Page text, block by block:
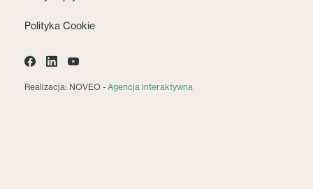
Polityka Cookie
Realizacja: NOVEO - Agencja interaktywna